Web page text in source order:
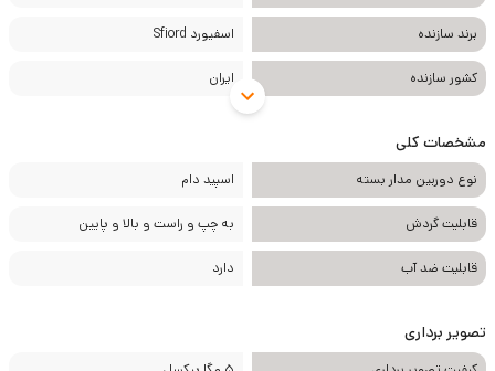
برند سازنده اسفیورد Sfiord
کشور سازنده ایران
مشخصات کلی
نوع دوربین مدار بسته اسپید دام
قابلیت گردش به چپ و راست و بالا و پایین
قابلیت ضد آب دارد
تصویر برداری